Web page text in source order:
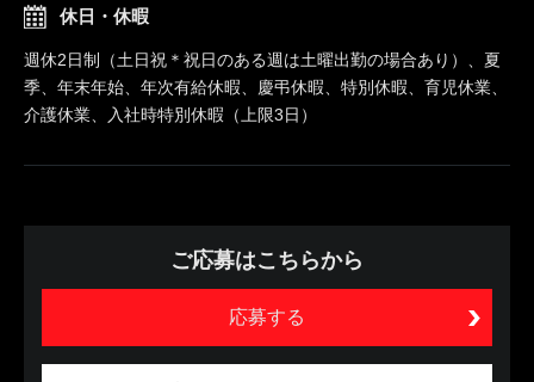
休日・休暇
週休2日制（土日祝＊祝日のある週は土曜出勤の場合あり）、夏
季、年末年始、年次有給休暇、慶弔休暇、特別休暇、育児休業、
介護休業、入社時特別休暇（上限3日）
ご応募はこちらから
応募する